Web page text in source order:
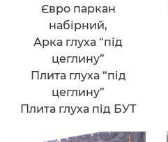
Євро паркан
набірний,
Арка глуха “під
цеглину”
Плита глуха “під
цеглину”
Плита глуха під БУТ